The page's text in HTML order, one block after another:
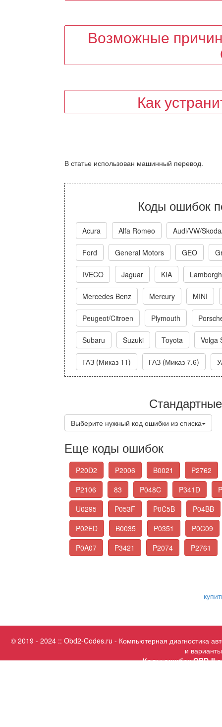
Возможные
Как
В статье использован машинный перевод.
Коды ошибок
Acura Alfa Romeo Audi/VW/
Ford General Motors GEO
IVECO Jaguar KIA
Mercedes Benz Mercury MINI
Peugeot/Citroen Plymouth
Subaru Suzuki Toyota Volga
ГАЗ (Миказ 11) ГАЗ (Миказ 7.6)
Выберите нужный код ошибки из списка
Еще коды ошибок
P20D2 P2006 B0021
P2762
P2106
83 P048C P341D
U0295
P053F P0C5B
P04BB
P02ED
B0035 P0351
P0C09
P0A07
P3421 P2074 P2761
© 2019 - 2024 :: Obd2-Codes.ru - Компьютерная диагностика
и
Коды ошибок OBD-II